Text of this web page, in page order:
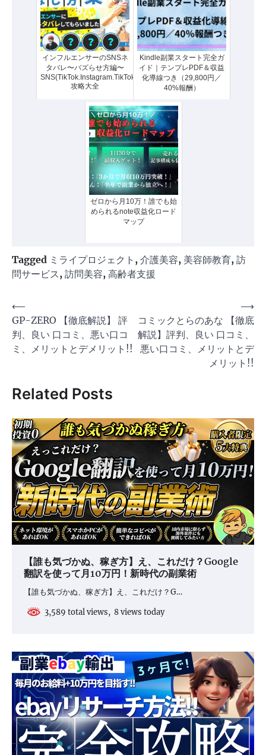
インフルエンサーのSNSネ
タバレ〜バズらせ方編〜
SNS(TikTok.Instagram.TikTok.YouTube)
攻略大全
Kindle副業スタート完全ガ
イド｜テンプレPDF＆収益
化導線つき（29,800円／
40%報酬）
ゼロから月10万！誰でも始
められるnote収益化ロード
マップ
Tagged ミライプロジェクト , 介護美容, 美容師教育, 訪
問サービス , 訪問美容, 高齢者支援
投
稿
ナ
ー
シ
ョ
ン
⟵
GP-ZERO 【徹底解説】 評
判、良い 口コミ、悪い口コ
ミ、メリットとデメリット!!
コミックとらのあな 【徹底
解説】評判、良い 口コミ、
悪い口コミ、メリットとデ
メリット!!
⟶
Related Posts
【誰も気づかぬ、稼ぎ方】え、これだけ？Google
翻訳を使って月10万円！新時代の副業術
【誰も気づかぬ、稼ぎ方】え、これだけ？G…
3,589 total views, 8 views today